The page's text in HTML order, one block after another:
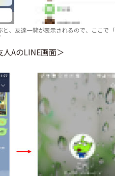
と、友達一覧が表示されるので、ここで
人AのLINE画面＞